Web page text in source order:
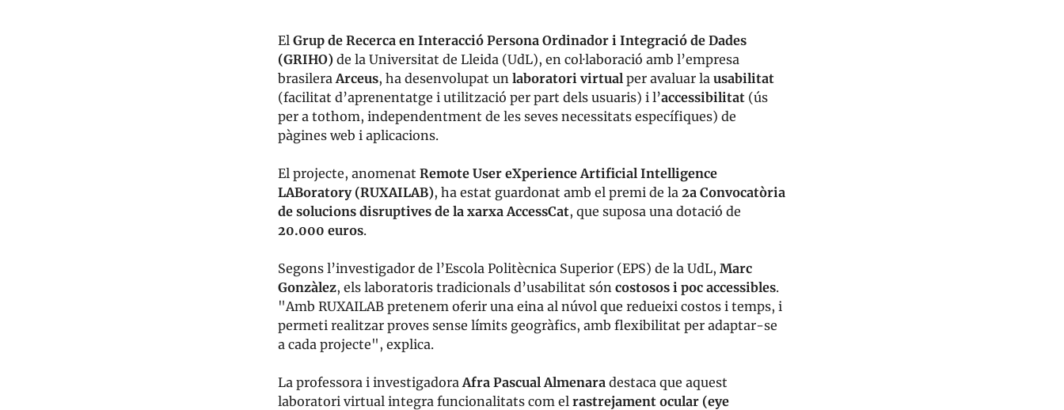
El Grup de Recerca en Interacció Persona Ordinador i Integració de Dades
(GRIHO) de la Universitat de Lleida (UdL), en col·laboració amb l’empresa
brasilera Arceus, ha desenvolupat un laboratori virtual per avaluar la usabilitat
(facilitat d’aprenentatge i utilització per part dels usuaris) i l’accessibilitat (ús
per a tothom, independentment de les seves necessitats específiques) de
pàgines web i aplicacions.
El projecte, anomenat Remote User eXperience Artificial Intelligence
LABoratory (RUXAILAB), ha estat guardonat amb el premi de la 2a Convocatòria
de solucions disruptives de la xarxa AccessCat, que suposa una dotació de
20.000 euros.
Segons l’investigador de l’Escola Politècnica Superior (EPS) de la UdL, Marc
Gonzàlez, els laboratoris tradicionals d’usabilitat són costosos i poc accessibles.
"Amb RUXAILAB pretenem oferir una eina al núvol que redueixi costos i temps, i
permeti realitzar proves sense límits geogràfics, amb flexibilitat per adaptar-se
a cada projecte", explica.
La professora i investigadora Afra Pascual Almenara destaca que aquest
laboratori virtual integra funcionalitats com el rastrejament ocular (eye